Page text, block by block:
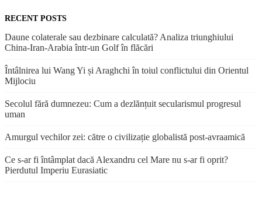
RECENT POSTS
Daune colaterale sau dezbinare calculată? Analiza triunghiului
China-Iran-Arabia într-un Golf în flăcări
Întâlnirea lui Wang Yi și Araghchi în toiul conflictului din Orientul
Mijlociu
Secolul fără dumnezeu: Cum a dezlănțuit secularismul progresul
uman
Amurgul vechilor zei: către o civilizație globalistă post-avraamică
Ce s-ar fi întâmplat dacă Alexandru cel Mare nu s-ar fi oprit?
Pierdutul Imperiu Eurasiatic